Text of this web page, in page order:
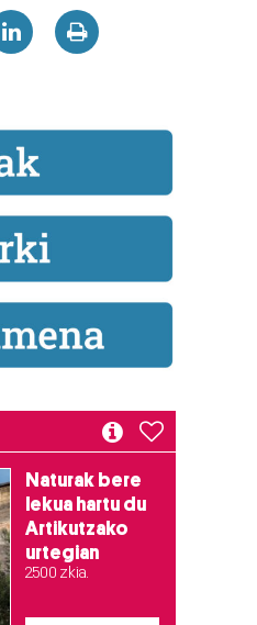
eta hirugarrenen cookie-
esperientzia eta
ematen diguzu.Gehiago
Naturak bere
lekua hartu du
Artikutzako
urtegian
2.500 zkia.